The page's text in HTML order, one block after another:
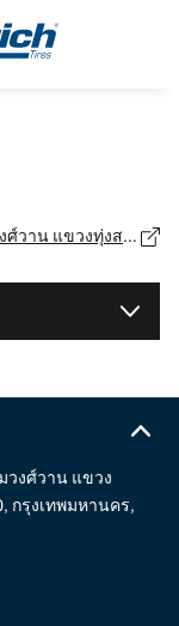
128/21 หมู่6 ซอยภายในปั๊มคาลเท็กซ์ ถนนงามวงศ์วาน แขวงทุ่งสองห้อง เขตหลักสี่ กรุงเทพมหานคร 10210, กรุงเทพมหานคร, กรุงเทพมหานคร - 10210
วงศ์วาน แขวง
กรุงเทพมหานคร,